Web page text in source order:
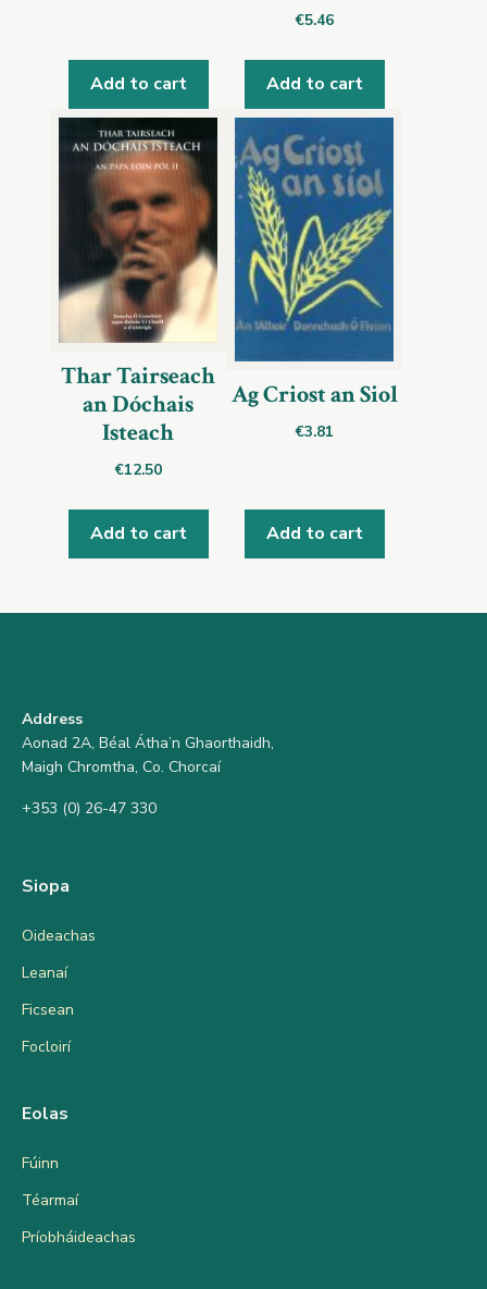
Add to cart
€5.46
Add to cart
Thar Tairseach
an Dóchais
Isteach
€12.50
Add to cart
Ag Criost an Siol
€3.81
Add to cart
Address
Aonad 2A, Béal Átha’n Ghaorthaidh,
Maigh Chromtha, Co. Chorcaí
+353 (0) 26-47 330
Siopa
Oideachas
Leanaí
Ficsean
Focloirí
Eolas
Fúinn
Téarmaí
Príobháideachas